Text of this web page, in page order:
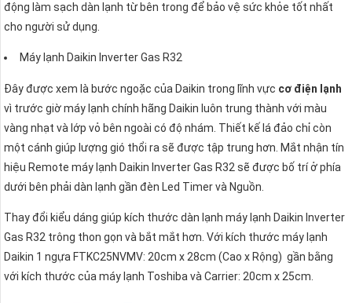
động làm sạch dàn lạnh từ bên trong để bảo vệ sức khỏe tốt nhất
cho người sử dụng.
Máy lạnh Daikin Inverter Gas R32
Đây được xem là bước ngoặc của Daikin trong lĩnh vực cơ điện lạnh
vì trước giờ máy lạnh chính hãng Daikin luôn trung thành với màu
vàng nhạt và lớp vỏ bên ngoài có độ nhám. Thiết kế lá đảo chỉ còn
một cánh giúp lượng gió thổi ra sẽ được tập trung hơn. Mắt nhận tín
hiệu Remote máy lạnh Daikin Inverter Gas R32 sẽ được bố trí ở phía
dưới bên phải dàn lạnh gần đèn Led Timer và Nguồn.
Thay đổi kiểu dáng giúp kích thước dàn lạnh máy lạnh Daikin Inverter
Gas R32 trông thon gọn và bắt mắt hơn. Với kích thước máy lạnh
Daikin 1 ngựa FTKC25NVMV: 20cm x 28cm (Cao x Rộng) gần bằng
với kích thước của máy lạnh Toshiba và Carrier: 20cm x 25cm.